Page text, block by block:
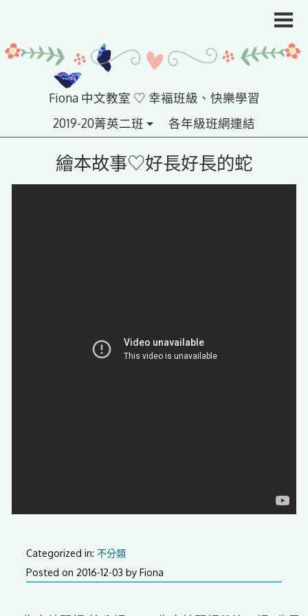
content
Fiona 中文教室 ♡ 幸褔班級、快樂學習
2019-20菁英二班
各年級班網連結
繪本故事♡好長好長的蛇
Categorized in: 不分類
Posted on 2016-12-03 2016-
by Fiona